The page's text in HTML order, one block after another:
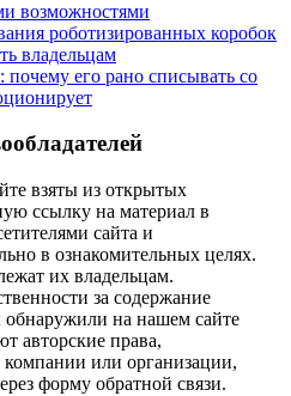
возможностями
роботизированных коробок
владельцам
почему его рано списывать со
взяты из открытых
ссылку на материал в
сайта и
в ознакомительных целях.
их владельцам.
за содержание
обнаружили на нашем сайте
авторские права,
или организации,
форму обратной связи.